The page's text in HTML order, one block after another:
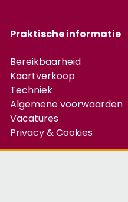
Praktische informatie
Bereikbaarheid
Kaartverkoop
Techniek
Algemene voorwaarden
Vacatures
Privacy & Cookies